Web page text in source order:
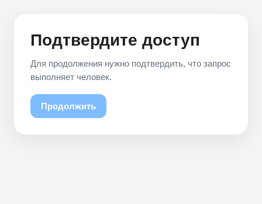
Подтвердите доступ
Для продолжения нужно подтвердить, что запрос
выполняет человек.
Продолжить